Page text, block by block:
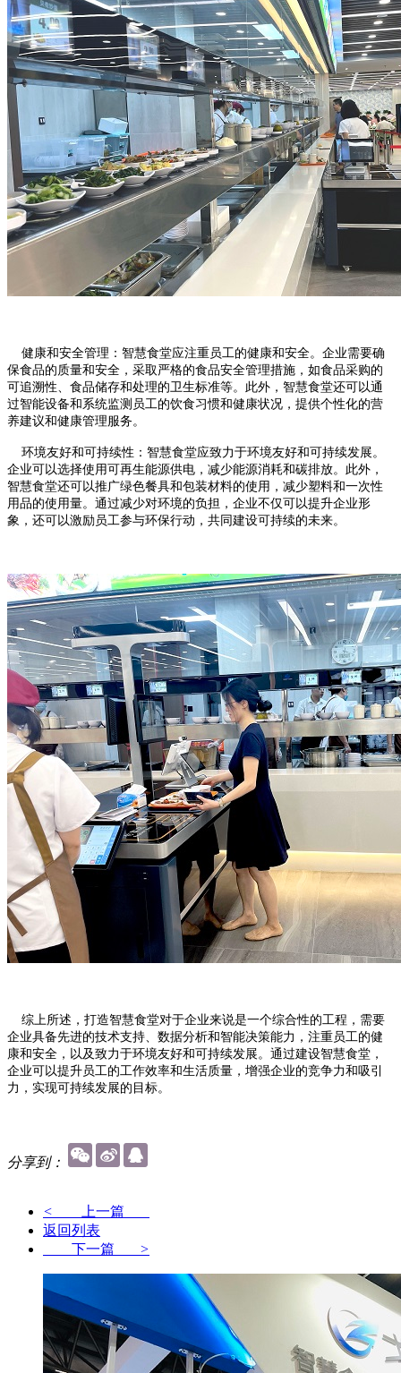
健康和安全管理：智慧食堂应注重员工的健康和安全。企业需要确
保食品的质量和安全，采取严格的食品安全管理措施，如食品采购的
可追溯性、食品储存和处理的卫生标准等。此外，智慧食堂还可以通
过智能设备和系统监测员工的饮食习惯和健康状况，提供个性化的营
养建议和健康管理服务。
环境友好和可持续性：智慧食堂应致力于环境友好和可持续发展。
企业可以选择使用可再生能源供电，减少能源消耗和碳排放。此外，
智慧食堂还可以推广绿色餐具和包装材料的使用，减少塑料和一次性
用品的使用量。通过减少对环境的负担，企业不仅可以提升企业形
象，还可以激励员工参与环保行动，共同建设可持续的未来。
综上所述，打造智慧食堂对于企业来说是一个综合性的工程，需要
企业具备先进的技术支持、数据分析和智能决策能力，注重员工的健
康和安全，以及致力于环境友好和可持续发展。通过建设智慧食堂，
企业可以提升员工的工作效率和生活质量，增强企业的竞争力和吸引
力，实现可持续发展的目标。
分享到：
< 上一篇
返回列表
下一篇 >